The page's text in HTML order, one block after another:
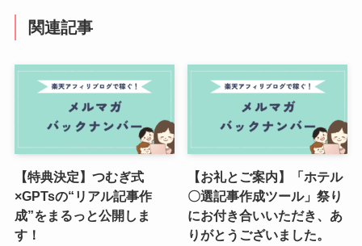
関連記事
【特典決定】つむぎ式
×GPTsの“リアル記事作
成”をまるっと公開しま
す！
【お礼とご案内】「ホテル
〇選記事作成ツール」祭り
にお付き合いいただき、あ
りがとうございました。